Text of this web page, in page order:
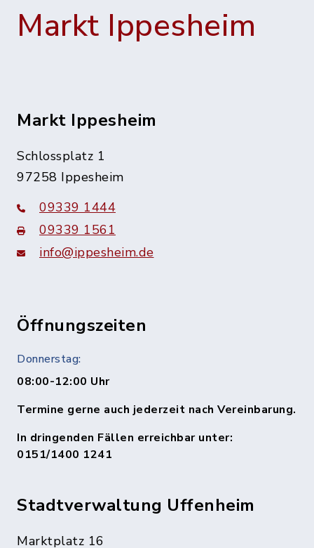
Markt Ippesheim
Markt Ippesheim
Schlossplatz 1
97258 Ippesheim
09339 1444
09339 1561
info@ippesheim.de
Öffnungszeiten
Donnerstag:
08:00-12:00 Uhr
Termine gerne auch jederzeit nach Vereinbarung.
In dringenden Fällen erreichbar unter:
0151/1400 1241
Stadtverwaltung Uffenheim
Marktplatz 16